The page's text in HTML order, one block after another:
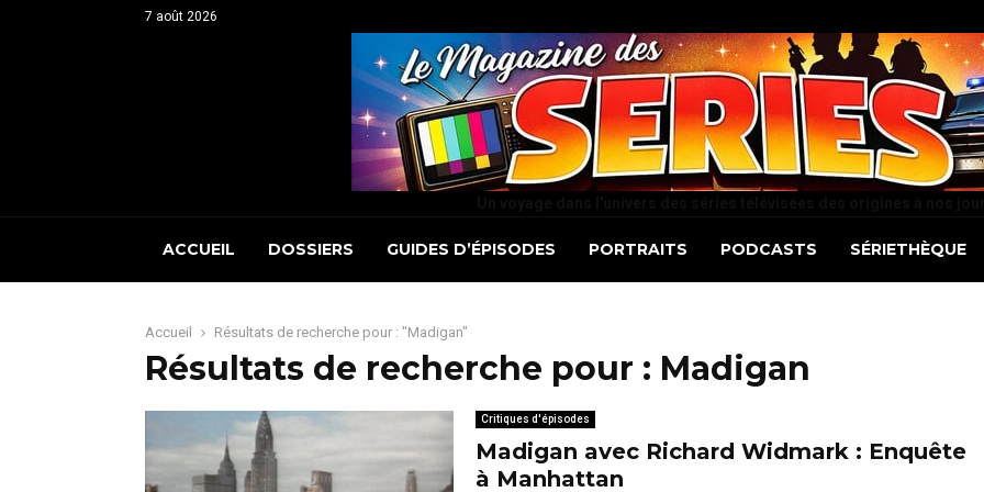
7 août 2026
ACCUEIL DOSSIERS GUIDES D’ÉPISODES PORTRAITS PODCASTS SÉRIETHÈQUE
Accueil Résultats de recherche pour : "Madigan"
Résultats de recherche pour : Madigan
Critiques d'épisodes
Madigan avec Richard Widmark : Enquête
à Manhattan